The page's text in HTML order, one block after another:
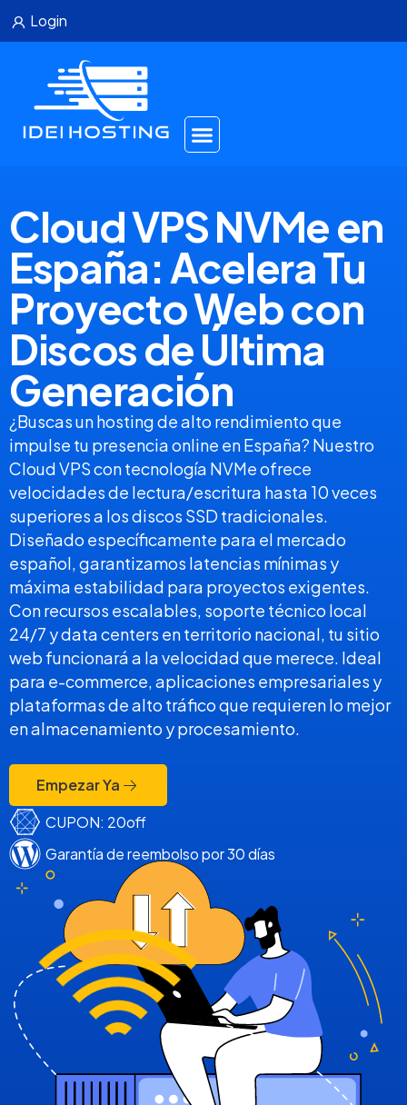
Login
Cloud VPS NVMe en
España: Acelera Tu
Proyecto Web con
Discos de Última
Generación
¿Buscas un hosting de alto rendimiento que
impulse tu presencia online en España? Nuestro
Cloud VPS con tecnología NVMe ofrece
velocidades de lectura/escritura hasta 10 veces
superiores a los discos SSD tradicionales.
Diseñado específicamente para el mercado
español, garantizamos latencias mínimas y
máxima estabilidad para proyectos exigentes.
Con recursos escalables, soporte técnico local
24/7 y data centers en territorio nacional, tu sitio
web funcionará a la velocidad que merece. Ideal
para e-commerce, aplicaciones empresariales y
plataformas de alto tráfico que requieren lo mejor
en almacenamiento y procesamiento.
Empezar Ya
CUPON: 20off
Garantía de reembolso por 30 días